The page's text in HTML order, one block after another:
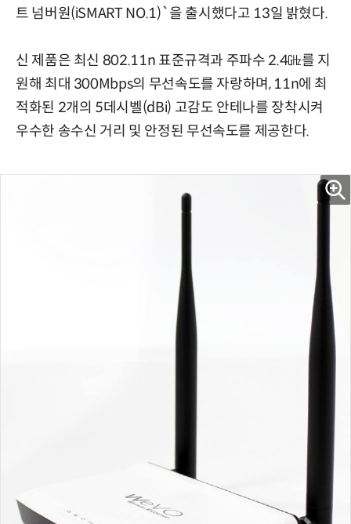
트 넘버원(iSMART NO.1)`을 출시했다고 13일 밝혔다.
신 제품은 최신 802.11n 표준규격과 주파수 2.4㎓를 지
원해 최대 300Mbps의 무선속도를 자랑하며, 11n에 최
적화된 2개의 5데시벨(dBi) 고감도 안테나를 장착시켜
우수한 송수신 거리 및 안정된 무선속도를 제공한다.